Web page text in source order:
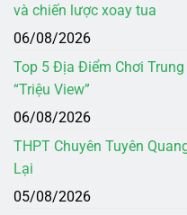
và chiến lược xoay tua
06/08/2026
Top 5 Địa Điểm Chơi Trung
“Triệu View”
06/08/2026
THPT Chuyên Tuyên
Lại
05/08/2026